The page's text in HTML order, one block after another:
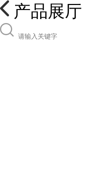
产品展厅